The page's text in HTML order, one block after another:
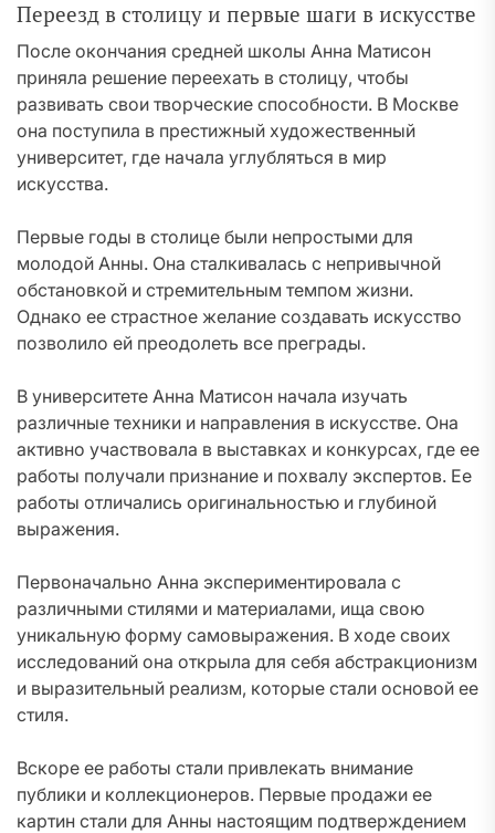
Переезд в столицу и первые шаги в искусстве
После окончания средней школы Анна Матисон
приняла решение переехать в столицу, чтобы
развивать свои творческие способности. В Москве
она поступила в престижный художественный
университет, где начала углубляться в мир
искусства.
Первые годы в столице были непростыми для
молодой Анны. Она сталкивалась с непривычной
обстановкой и стремительным темпом жизни.
Однако ее страстное желание создавать искусство
позволило ей преодолеть все преграды.
В университете Анна Матисон начала изучать
различные техники и направления в искусстве. Она
активно участвовала в выставках и конкурсах, где ее
работы получали признание и похвалу экспертов. Ее
работы отличались оригинальностью и глубиной
выражения.
Первоначально Анна экспериментировала с
различными стилями и материалами, ища свою
уникальную форму самовыражения. В ходе своих
исследований она открыла для себя абстракционизм
и выразительный реализм, которые стали основой ее
стиля.
Вскоре ее работы стали привлекать внимание
публики и коллекционеров. Первые продажи ее
картин стали для Анны настоящим подтверждением